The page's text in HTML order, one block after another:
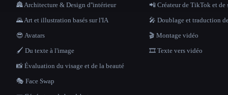
🏯 Architecture & Design d''intérieur
🌄 Art et illustration basés sur l'IA
😎 Avatars
🖌️ Du texte à l'image
📸 Évaluation du visage et de la beauté
🎭 Face Swap
📲 Créateur de TikTok et de
🎤 Doublage et traduction
🎬 Montage vidéo
🎞️ Texte vers vidéo